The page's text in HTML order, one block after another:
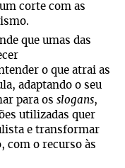
corte com as
que umas das
o que atrai as
adaptando o seu
para os slogans,
utilizadas quer
e transformar
com o recurso às